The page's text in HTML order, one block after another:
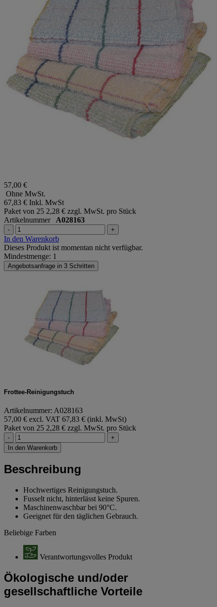
57,00 €
Ohne MwSt.
67,83 € Inkl. MwSt
Paket von 25 2,28 € zzgl. MwSt. pro Stück
Artikelnummer A028163
- +
In den Warenkorb
Dieses Produkt ist momentan nicht verfügbar.
Mindestmenge: 1
Angebotsanfrage in 3 Schritten
Frottee-Reinigungstuch
Artikelnummer: A028163
57,00 € excl. VAT 67,83 € (inkl. MwSt)
Paket von 25 2,28 € zzgl. MwSt. pro Stück
-
+
In den Warenkorb
Beschreibung
Hochwertiges Reinigungstuch.
Fusselt nicht, hinterlässt keine Spuren.
Maschinenwaschbar bei 90°C.
Geeignet für den täglichen Gebrauch.
Beliebige Farben
Verantwortungsvolles Produkt
Ökologische und/oder
gesellschaftliche Vorteile